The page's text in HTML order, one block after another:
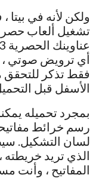
أي ترويض صوتي ،
فقط تذكر
الأسفل قبل
بمجرد تحميله
رسم خرائط
لسان التشكيل.
الذي تريد
المفاتيح ، وأنت